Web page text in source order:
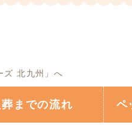
の訪問火葬な
ズ 北九州」へ
葬までの流れ ペ